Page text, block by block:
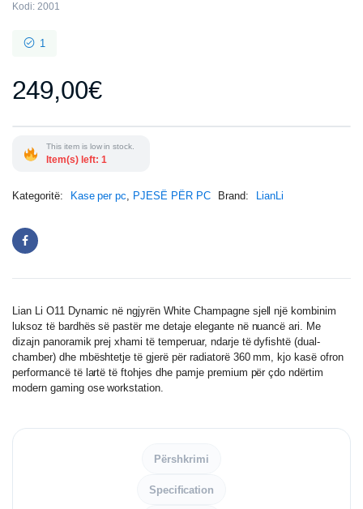
Kodi: 2001
1
249,00€
This item is low in stock.
Item(s) left: 1
Kategoritë: Kase per pc, PJESË PËR PC Brand: LianLi
Lian Li O11 Dynamic në ngjyrën White Champagne sjell një kombinim
luksoz të bardhës së pastër me detaje elegante në nuancë ari. Me
dizajn panoramik prej xhami të temperuar, ndarje të dyfishtë (dual-
chamber) dhe mbështetje të gjerë për radiatorë 360 mm, kjo kasë ofron
performancë të lartë të ftohjes dhe pamje premium për çdo ndërtim
modern gaming ose workstation.
Përshkrimi
Specification